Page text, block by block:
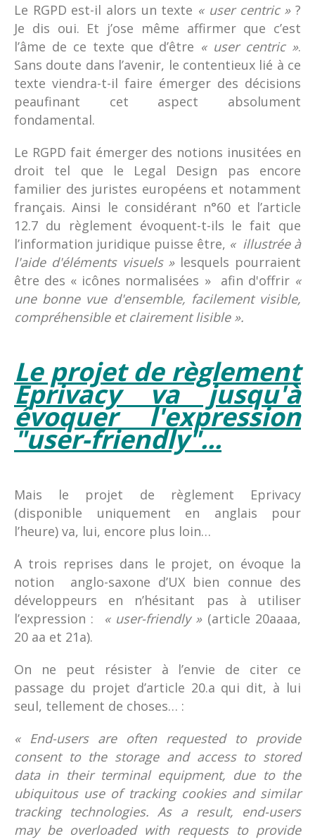
Le RGPD est-il alors un texte « user centric »?
Je dis oui. Et j’ose même affirmer que c’est
l’âme de ce texte que d’être « user centric ».
Sans doute dans l’avenir, le contentieux lié à ce
texte viendra-t-il faire émerger des décisions
peaufinant cet aspect absolument
fondamental.
Le RGPD fait émerger des notions inusitées en
droit tel que le Legal Design pas encore
familier des juristes européens et notamment
français. Ainsi le considérant n°60 et l’article
12.7 du règlement évoquent-t-ils le fait que
l’information juridique puisse être, « illustrée à
l'aide d'éléments visuels »lesquels pourraient
être des « icônes normalisées » afin d'offrir «
une bonne vue d'ensemble, facilement visible,
compréhensible et clairement lisible ».
Le projet de règlement
Eprivacy va jusqu'à
évoquer l'expression
"user-friendly"...
Mais le projet de règlement Eprivacy
(disponible uniquement en anglais pour
l’heure) va, lui, encore plus loin…
A trois reprises dans le projet, on évoque la
notion anglo-saxone d’UX bien connue des
développeurs en n’hésitant pas à utiliser
l’expression : « user-friendly »(article 20aaaa,
20 aa et 21a).
On ne peut résister à l’envie de citer ce
passage du projet d’article 20.a qui dit, à lui
seul, tellement de choses… :
« End-users are often requested to provide
consent to the storage and access to stored
data in their terminal equipment, due to the
ubiquitous use of tracking cookies and similar
tracking technologies. As a result, end-users
may be overloaded with requests to provide